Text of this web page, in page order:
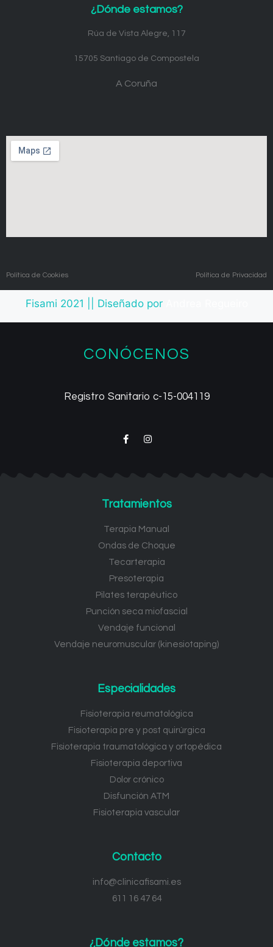
¿Dónde estamos?
Rúa de Vista Alegre, 117
15705 Santiago de Compostela
A Coruña
Política de Cookies Política de Privacidad
Fisami 2021 || Diseñado por
CONÓCENOS
Registro Sanitario c-15-004119
Tratamientos
Terapia Manual
Ondas de Choque
Tecarterapia
Presoterapia
Pilates terapéutico
Punción seca miofascial
Vendaje funcional
Vendaje neuromuscular (kinesiotaping)
Especialidades
Fisioterapia reumatológica
Fisioterapia pre y post quirúrgica
Fisioterapia traumatológica y ortopédica
Fisioterapia deportiva
Dolor crónico
Disfunción ATM
Fisioterapia vascular
Contacto
info@clinicafisami.es
611 16 47 64
¿Dónde estamos?